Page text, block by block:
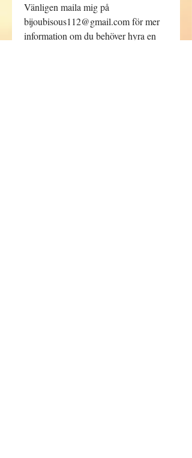
Vänligen maila mig på
bijoubisous112@gmail.com för mer
information om du behöver hyra en